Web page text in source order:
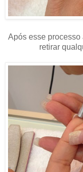
Após esse
retirar